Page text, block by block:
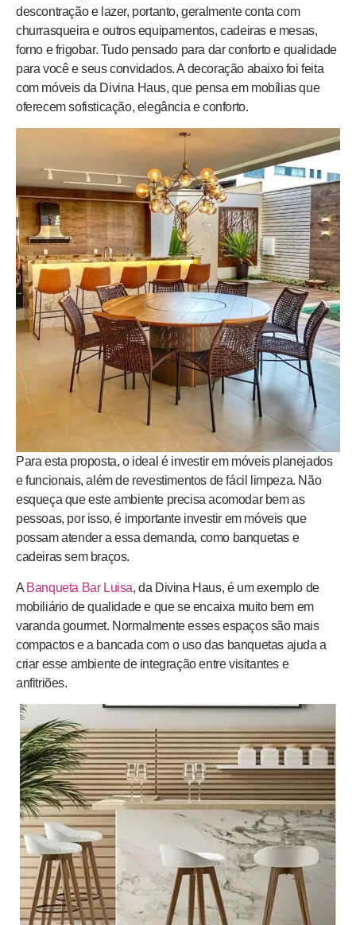
descontração e lazer, portanto, geralmente conta com
churrasqueira e outros equipamentos, cadeiras e mesas,
forno e frigobar. Tudo pensado para dar conforto e qualidade
para você e seus convidados. A decoração abaixo foi feita
com móveis da Divina Haus, que pensa em mobílias que
oferecem sofisticação, elegância e conforto.
Para esta proposta, o ideal é investir em móveis planejados
e funcionais, além de revestimentos de fácil limpeza. Não
esqueça que este ambiente precisa acomodar bem as
pessoas, por isso, é importante investir em móveis que
possam atender a essa demanda, como banquetas e
cadeiras sem braços.
A Banqueta Bar Luisa, da Divina Haus, é um exemplo de
mobiliário de qualidade e que se encaixa muito bem em
varanda gourmet. Normalmente esses espaços são mais
compactos e a bancada com o uso das banquetas ajuda a
criar esse ambiente de integração entre visitantes e
anfitriões.